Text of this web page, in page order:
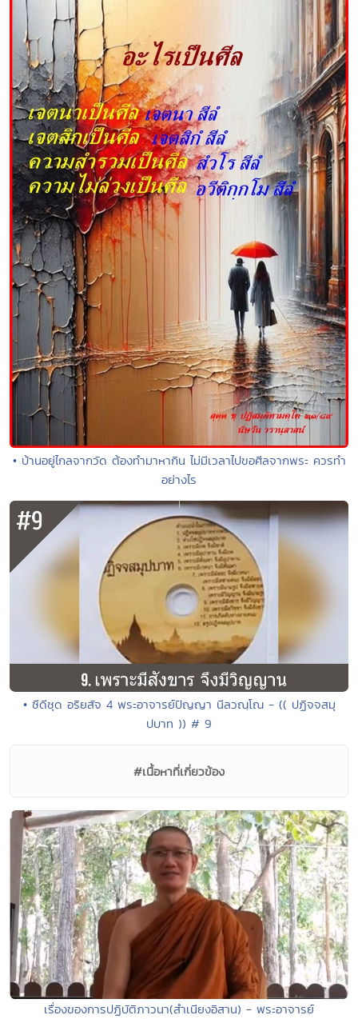
• บ้านอยู่ไกลจากวัด ต้องทำมาหากิน ไม่มีเวลาไปขอศีลจากพระ ควรทำ
อย่างไร
• ซีดีชุด อริยสัจ 4 พระอาจารย์ปัญญา นีลวณฺโณ - (( ปฏิจจสมุ
ปบาท )) # 9
#เนื้อหาที่เกี่ยวข้อง
เรื่องของการปฏิบัติภาวนา(สำเนียงอิสาน) - พระอาจารย์